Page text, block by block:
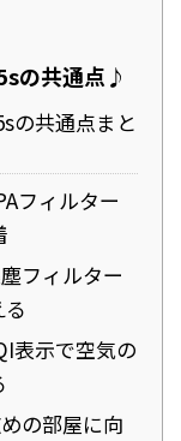
の共通点♪
の共通点まと
フィルター
フィルター
表示で空気の
の部屋に向